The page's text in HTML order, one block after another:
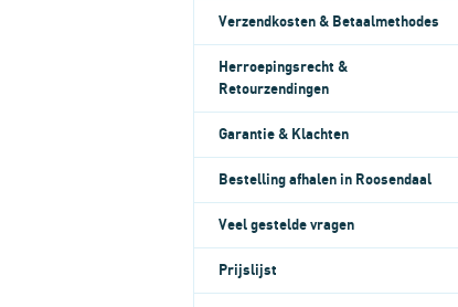
Verzendkosten & Betaalmethodes
Herroepingsrecht &
Retourzendingen
Garantie & Klachten
Bestelling afhalen in Roosendaal
Veel gestelde vragen
Prijslijst